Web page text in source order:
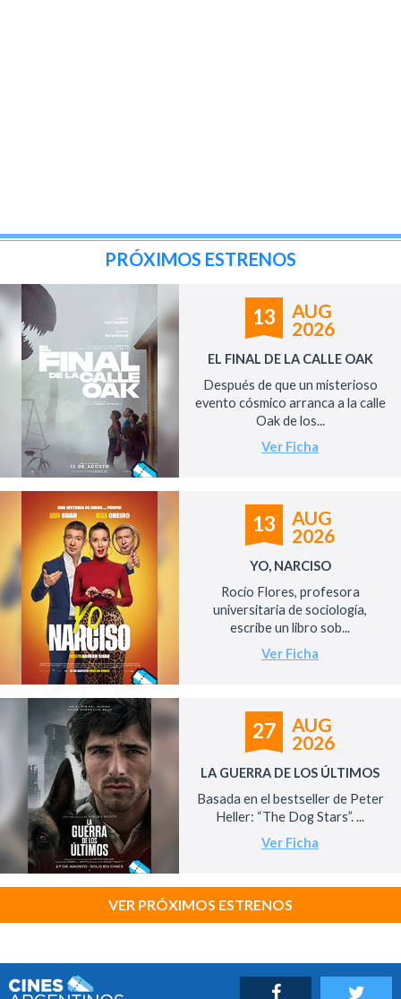
PRÓXIMOS ESTRENOS
13
AUG
2026
EL FINAL DE LA CALLE OAK
Después de que un misterioso
evento cósmico arranca a la calle
Oak de los...
Ver Ficha
13
AUG
2026
YO, NARCISO
Rocío Flores, profesora
universitaria de sociología,
escribe un libro sob...
Ver Ficha
27
AUG
2026
LA GUERRA DE LOS ÚLTIMOS
Basada en el bestseller de Peter
Heller: “The Dog Stars”. ...
Ver Ficha
VER PRÓXIMOS ESTRENOS